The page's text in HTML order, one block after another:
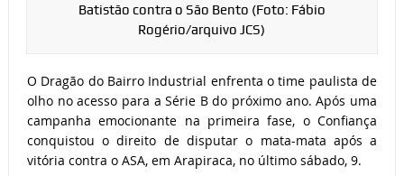
Batistão contra o São Bento (Foto: Fábio
Rogério/arquivo JCS)
O Dragão do Bairro Industrial enfrenta o time paulista de
olho no acesso para a Série B do próximo ano. Após uma
campanha emocionante na primeira fase, o Confiança
conquistou o direito de disputar o mata-mata após a
vitória contra o ASA, em Arapiraca, no último sábado, 9.